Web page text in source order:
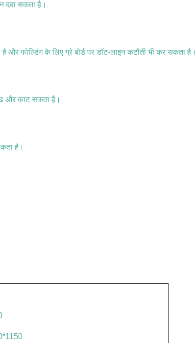
दबा सकता है।
और फोल्डिंग के लिए ग्रे बोर्ड पर डॉट-लाइन कटौती भी कर सकता है।
और काट सकता है।
है।